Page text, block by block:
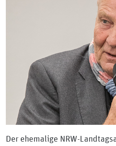
Der ehemalige NRW-